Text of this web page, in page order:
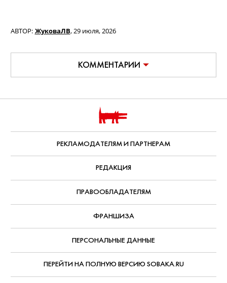
АВТОР: ЖуковаЛВ,29 июля, 2026
КОММЕНТАРИИ
РЕКЛАМОДАТЕЛЯМ И ПАРТНЕРАМ
РЕДАКЦИЯ
ПРАВООБЛАДАТЕЛЯМ
ФРАНШИЗА
ПЕРСОНАЛЬНЫЕ ДАННЫЕ
ПЕРЕЙТИ НА ПОЛНУЮ ВЕРСИЮ SOBAKA.RU